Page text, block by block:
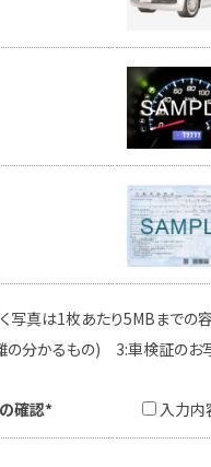
写真は1枚あたり5MBまでの
の分かるもの) 3:車検証のお
確認* 入力内